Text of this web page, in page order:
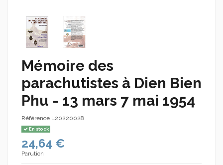
Mémoire des
parachutistes à Dien Bien
Phu - 13 mars 7 mai 1954
Référence L20220028
En stock
24,64 €
Parution